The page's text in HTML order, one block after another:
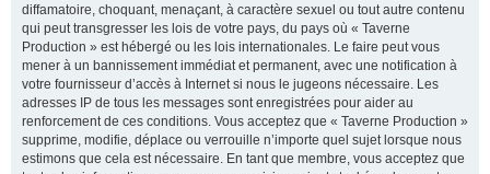
diffamatoire, choquant, menaçant, à caractère sexuel ou tout autre contenu
qui peut transgresser les lois de votre pays, du pays où « Taverne
Production » est hébergé ou les lois internationales. Le faire peut vous
mener à un bannissement immédiat et permanent, avec une notification à
votre fournisseur d’accès à Internet si nous le jugeons nécessaire. Les
adresses IP de tous les messages sont enregistrées pour aider au
renforcement de ces conditions. Vous acceptez que « Taverne Production »
supprime, modifie, déplace ou verrouille n’importe quel sujet lorsque nous
estimons que cela est nécessaire. En tant que membre, vous acceptez que